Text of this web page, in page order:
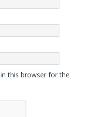
this browser for the